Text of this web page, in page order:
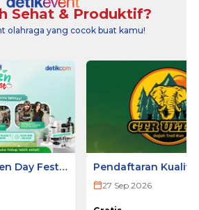
Sehat & Produktif?
olahraga yang cocok buat kamu!
Day Fest
Pendaftaran
ULTRA 2026
27 Sep 2026